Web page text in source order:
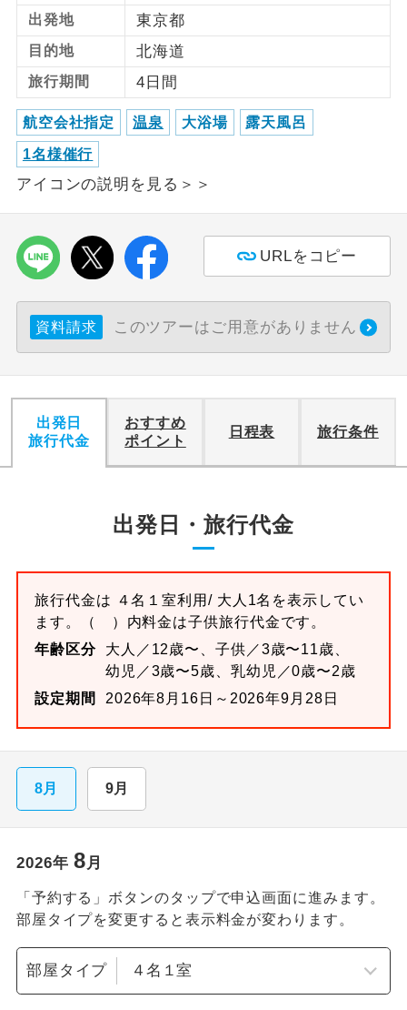
出発地 東京都
目的地 北海道
旅行期間 4日間
航空会社指定 温泉 大浴場 露天風呂
1名様催行
アイコンの説明を見る＞＞
URLをコピー
資料請求 このツアーはご用意がありません
出発日
旅行代金
おすすめ
ポイント
日程表 旅行条件
出発日・旅行代金
旅行代金は ４名１室利用/ 大人1名を表示してい
ます。
（ ）内料金は子供旅行代金です。
年齢区分
大人／12歳〜、子供／3歳〜11歳、
幼児／3歳〜5歳、乳幼児／0歳〜2歳
設定期間
2026年8月16日～2026年9月28日
8月 9月
2026年 8 月
「予約する」ボタンのタップで申込画面に進みます。
部屋タイプを変更すると表示料金が変わります。
部屋タイプ